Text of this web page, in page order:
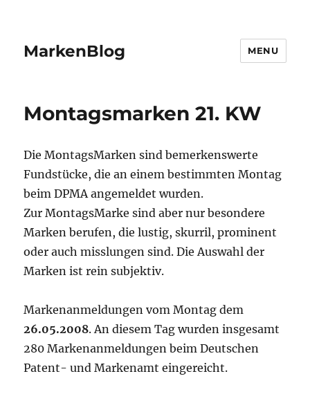
MarkenBlog MENU
Montagsmarken 21. KW
Die MontagsMarken sind bemerkenswerte
Fundstücke, die an einem bestimmten Montag
beim DPMA angemeldet wurden.
Zur MontagsMarke sind aber nur besondere
Marken berufen, die lustig, skurril, prominent
oder auch misslungen sind. Die Auswahl der
Marken ist rein subjektiv.
Markenanmeldungen vom Montag dem
26.05.2008. An diesem Tag wurden insgesamt
280 Markenanmeldungen beim Deutschen
Patent- und Markenamt eingereicht.